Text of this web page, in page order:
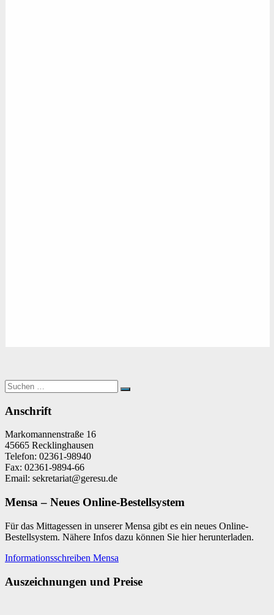
Suchen
nach:
Suchen
Anschrift
Markomannenstraße 16
45665 Recklinghausen
Telefon: 02361-98940
Fax: 02361-9894-66
Email: sekretariat@geresu.de
Mensa – Neues Online-Bestellsystem
Für das Mittagessen in unserer Mensa gibt es ein neues Online-
Bestellsystem. Nähere Infos dazu können Sie hier herunterladen.
Informationsschreiben Mensa
Auszeichnungen und Preise